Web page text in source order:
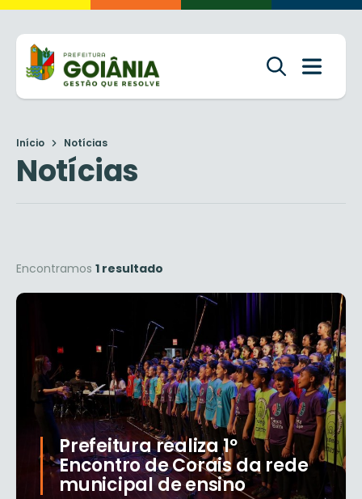
Início Notícias
Notícias
Encontramos 1 resultado
Prefeitura realiza 1º
Encontro de Corais da rede
municipal de ensino